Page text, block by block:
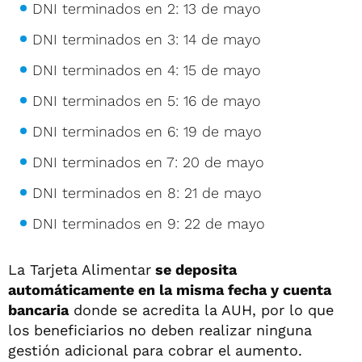
DNI terminados en 2: 13 de mayo
DNI terminados en 3: 14 de mayo
DNI terminados en 4: 15 de mayo
DNI terminados en 5: 16 de mayo
DNI terminados en 6: 19 de mayo
DNI terminados en 7: 20 de mayo
DNI terminados en 8: 21 de mayo
DNI terminados en 9: 22 de mayo
La Tarjeta Alimentar se deposita
automáticamente en la misma fecha y cuenta
bancariadonde se acredita la AUH, por lo que
los beneficiarios no deben realizar ninguna
gestión adicional para cobrar el aumento.